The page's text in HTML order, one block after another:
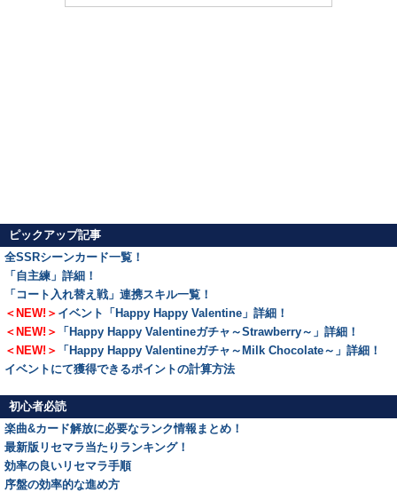
ピックアップ記事
全SSRシーンカード一覧！
「自主練」詳細！
「コート入れ替え戦」連携スキル一覧！
＜NEW!＞ イベント「Happy Happy Valentine」詳細！
＜NEW!＞
「Happy Happy Valentineガチャ～Strawberry～」詳細！
＜NEW!＞
「Happy Happy Valentineガチャ～Milk Chocolate～」詳細！
イベントにて獲得できるポイントの計算方法
初心者必読
楽曲&カード解放に必要なランク情報まとめ！
最新版リセマラ当たりランキング！
効率の良いリセマラ手順
序盤の効率的な進め方